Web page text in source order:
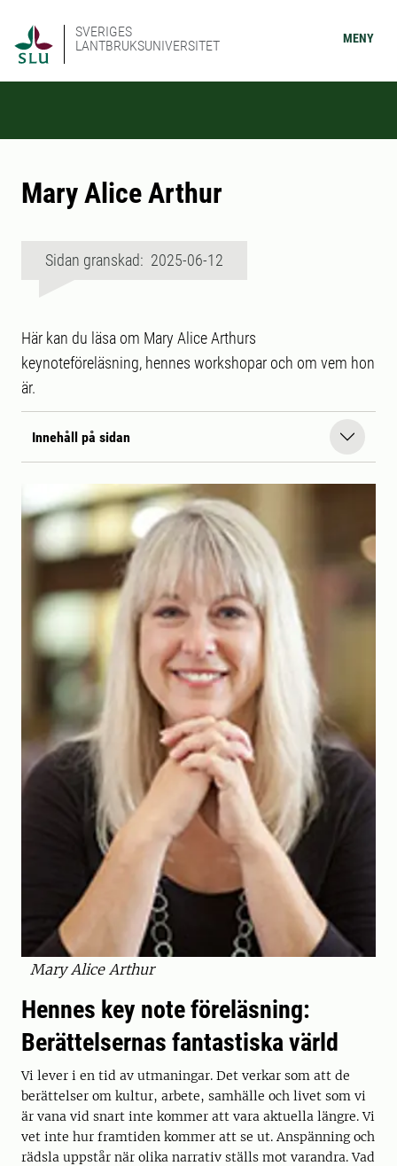
SVERIGES
LANTBRUKSUNIVERSITET
MENY
Mary Alice Arthur
Sidan granskad: 2025-06-12
Här kan du läsa om Mary Alice Arthurs
keynoteföreläsning, hennes workshopar och om vem hon
är.
Innehåll på sidan
Mary Alice Arthur
Hennes key note föreläsning:
Berättelsernas fantastiska värld
Vi lever i en tid av utmaningar. Det verkar som att de
berättelser om kultur, arbete, samhälle och livet som vi
är vana vid snart inte kommer att vara aktuella längre. Vi
vet inte hur framtiden kommer att se ut. Anspänning och
rädsla uppstår när olika narrativ ställs mot varandra. Vad